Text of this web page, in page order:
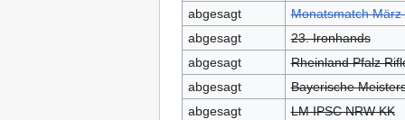
abgesagt
Monatsmatch März
abgesagt
23. Ironhands
abgesagt
Rheinland Pfalz
abgesagt
Bayerische
abgesagt
LM IPSC NRW KK